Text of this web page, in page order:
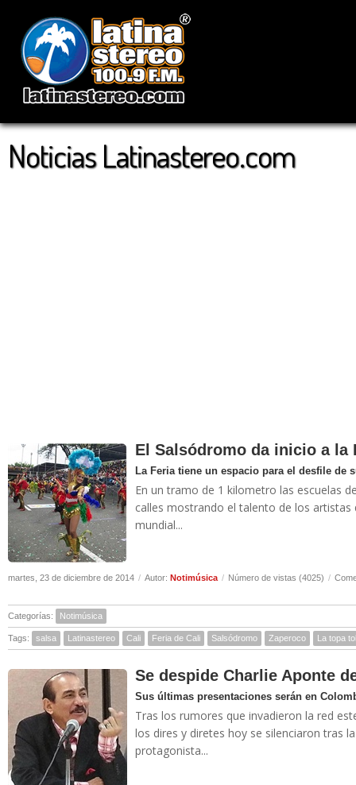
Noticias Latinastereo.com
El Salsódromo da inicio a la
La Feria tiene un espacio para el desfile de
En un tramo de 1 kilometro las escuelas
calles mostrando el talento de los
mundial...
martes, 23 de diciembre de 2014 / Autor: Notimúsica / Número de vistas (4025) /
Categorías: Notimúsica
Tags: salsa Latinastereo Cali Feria de Cali Salsódromo Zaperoco La topa
Se despide Charlie Aponte
Sus últimas presentaciones serán en
Tras los rumores que invadieron la red
los dires y diretes hoy se silenciaron tras
protagonista...